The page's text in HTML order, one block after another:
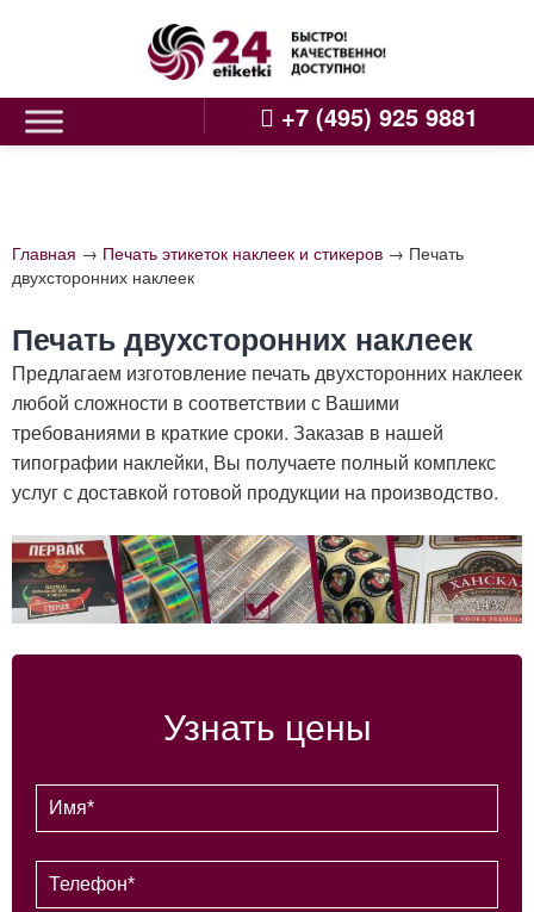
+7 (495) 925 9881
Главная → Печать этикеток наклеек и стикеров → Печать
двухсторонних наклеек
Печать двухсторонних наклеек
Предлагаем изготовление печать двухсторонних наклеек
любой сложности в соответствии с Вашими
требованиями в краткие сроки. Заказав в нашей
типографии наклейки, Вы получаете полный комплекс
услуг с доставкой готовой продукции на производство.
Узнать цены